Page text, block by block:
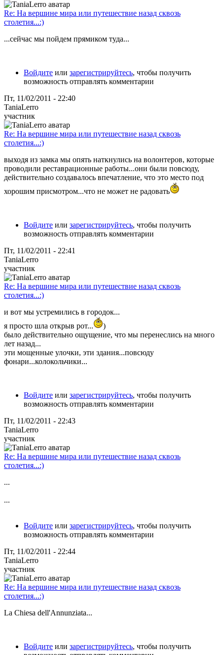
Re: На вершине мира или путешествие назад сквозь
столетия...:)
...сейчас мы пойдем прямиком туда...
Войдите или зарегистрируйтесь, чтобы получить
возможность отправлять комментарии
Пт, 11/02/2011 - 22:40
TaniaLerro
участник
Re: На вершине мира или путешествие назад сквозь
столетия...:)
выходя из замка мы опять наткнулись на волонтеров, которые
проводили реставрационные работы...они были повсюду,
действительно создавалось впечатление, что это место под
хорошим присмотром...что не может не радовать
Войдите или зарегистрируйтесь, чтобы получить
возможность отправлять комментарии
Пт, 11/02/2011 - 22:41
TaniaLerro
участник
Re: На вершине мира или путешествие назад сквозь
столетия...:)
и вот мы устремились в городок...
я просто шла открыв рот...
)
было действительно ощущение, что мы перенеслись на много
лет назад...
эти мощенные улочки, эти здания...повсюду
фонари...колокольчики...
Войдите или зарегистрируйтесь, чтобы получить
возможность отправлять комментарии
Пт, 11/02/2011 - 22:43
TaniaLerro
участник
Re: На вершине мира или путешествие назад сквозь
столетия...:)
...
...
Войдите или зарегистрируйтесь, чтобы получить
возможность отправлять комментарии
Пт, 11/02/2011 - 22:44
TaniaLerro
участник
Re: На вершине мира или путешествие назад сквозь
столетия...:)
La Chiesa dell'Annunziata...
Войдите или зарегистрируйтесь, чтобы получить